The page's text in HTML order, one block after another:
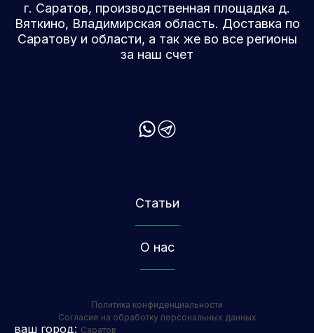
г. Саратов, производственная площадка д.
Вяткино, Владимирская область. Доставка по
Саратову и области, а так же во все регионы
за наш счет
Статьи
О нас
Политика конфиденциальности
Согласие на обработку персональных данных
ваш город: Саратов